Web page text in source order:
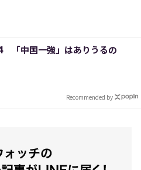
「中国一強」はありうるの
Recommended by